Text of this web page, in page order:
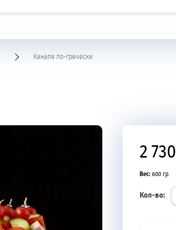
Канапе по-гречески
2
Вес: 600 гр.
Кол-во: